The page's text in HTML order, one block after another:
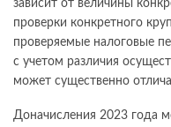
зависит от величины
проверки конкретного
проверяемые налоговые
с учетом различия
может существенно
Доначисления 2023 года